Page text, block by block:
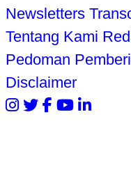
Newsletters
Tentang Kami
Pedoman
Disclaimer